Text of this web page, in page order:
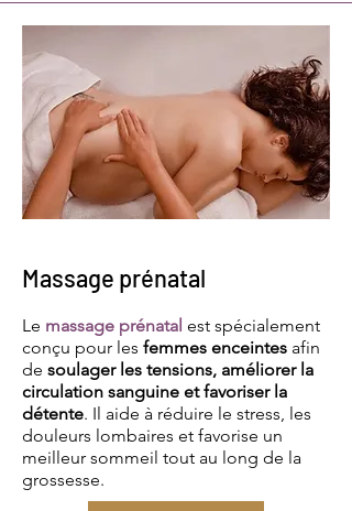
Massage prénatal
Le massage prénatal est spécialement
conçu pour les femmes enceintes afin
de soulager les tensions, améliorer la
circulation sanguine et favoriser la
détente. Il aide à réduire le stress, les
douleurs lombaires et favorise un
meilleur sommeil tout au long de la
grossesse.